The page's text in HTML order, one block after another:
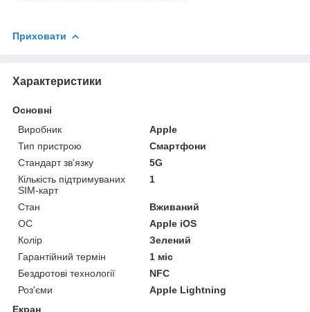
Приховати
Характеристики
Основні
Виробник
Apple
Тип пристрою
Смартфони
Стандарт зв'язку
5G
Кількість підтримуваних
SIM-карт
1
Стан
Вживаний
ОС
Apple iOS
Колір
Зелений
Гарантійний термін
1 міс
Бездротові технології
NFC
Роз'єми
Apple Lightning
Екран